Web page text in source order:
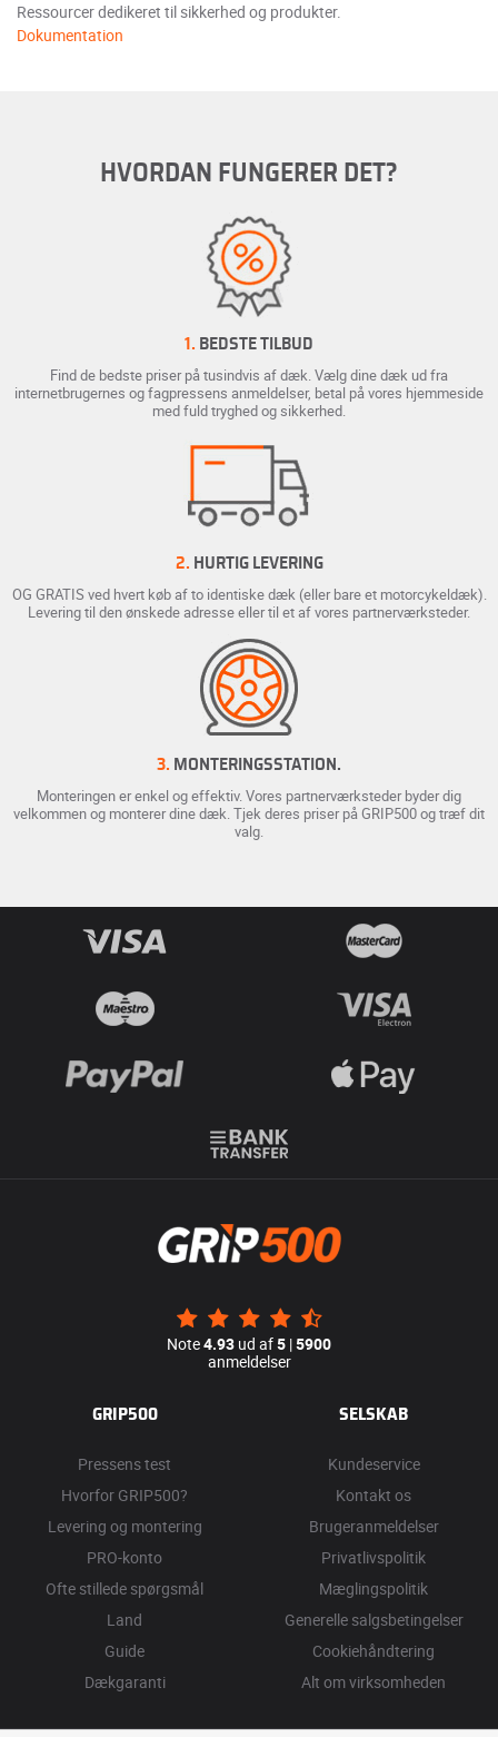
Ressourcer dedikeret til sikkerhed og produkter.
Dokumentation
HVORDAN FUNGERER DET?
1. BEDSTE TILBUD
Find de bedste priser på tusindvis af dæk. Vælg dine dæk ud fra
internetbrugernes og fagpressens anmeldelser, betal på vores hjemmeside
med fuld tryghed og sikkerhed.
2. HURTIG LEVERING
OG GRATIS ved hvert køb af to identiske dæk (eller bare et motorcykeldæk).
Levering til den ønskede adresse eller til et af vores partnerværksteder.
3. MONTERINGSSTATION.
Monteringen er enkel og effektiv. Vores partnerværksteder byder dig
velkommen og monterer dine dæk. Tjek deres priser på GRIP500 og træf dit
valg.
Note4.93 ud af5 |5900
anmeldelser
GRIP500
Pressens test
Hvorfor GRIP500?
Levering og montering
PRO-konto
Ofte stillede spørgsmål
Land
Guide
Dækgaranti
SELSKAB
Kundeservice
Kontakt os
Brugeranmeldelser
Privatlivspolitik
Mæglingspolitik
Generelle salgsbetingelser
Cookiehåndtering
Alt om virksomheden